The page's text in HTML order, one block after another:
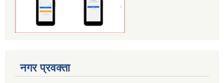
नगर प्रवक्ता